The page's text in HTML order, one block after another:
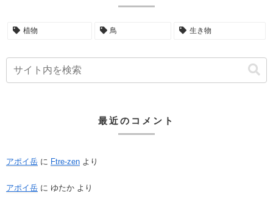
植物 鳥 生き物
最近のコメント
アポイ岳 に Ftre-zen より
アポイ岳 に ゆたか より